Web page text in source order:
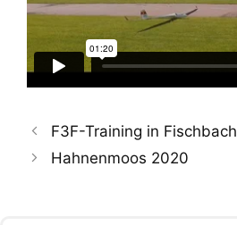
F3F-Training in Fischbach
Hahnenmoos 2020